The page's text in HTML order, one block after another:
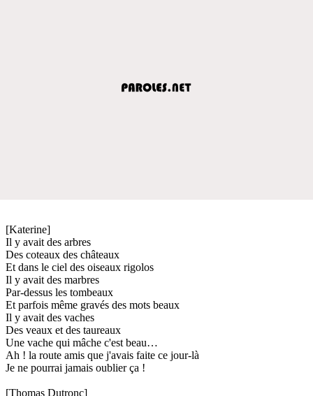
[Katerine]
Il y avait des arbres
Des coteaux des châteaux
Et dans le ciel des oiseaux rigolos
Il y avait des marbres
Par-dessus les tombeaux
Et parfois même gravés des mots beaux
Il y avait des vaches
Des veaux et des taureaux
Une vache qui mâche c'est beau…
Ah ! la route amis que j'avais faite ce jour-là
Je ne pourrai jamais oublier ça !
[Thomas Dutronc]